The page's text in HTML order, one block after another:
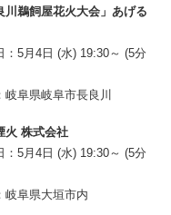
川鵜飼屋花火大会」あげる
：5月4日 (水) 19:30～ (5分
岐阜県岐阜市長良川
火 株式会社
：5月4日 (水) 19:30～ (5分
岐阜県大垣市内